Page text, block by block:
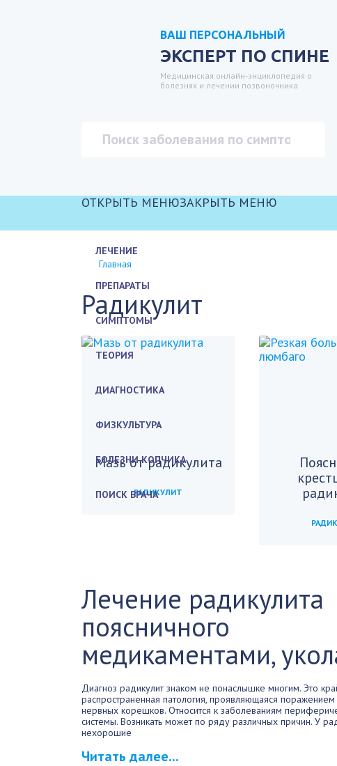
ВАШ ПЕРСОНАЛЬНЫЙ
ЭКСПЕРТ ПО СПИНЕ
Медицинская онлайн-энциклопедия о
болезнях и лечении позвоночника
ОТКРЫТЬ МЕНЮЗАКРЫТЬ МЕНЮ
ЛЕЧЕНИЕ
ПРЕПАРАТЫ
СИМПТОМЫ
ТЕОРИЯ
ДИАГНОСТИКА
ФИЗКУЛЬТУРА
БОЛЕЗНИ КОПЧИКА
ПОИСК ВРАЧА
Главная
Радикулит
Мазь от радикулита
РАДИКУЛИТ
Лечение радикулита
поясничного
медикаментами,
Диагноз радикулит знаком не понаслышке многим. Это
распространенная патология, проявляющаяся
нервных корешков. Относится к заболеваниям
системы. Возникать может по ряду различных причин. У
нехорошие
Читать далее...